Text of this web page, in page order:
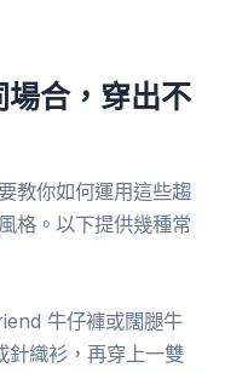
合，穿出不
教你如何運用這些趨
格。以下提供幾種常
牛仔褲或闊腿牛
針織衫，再穿上一雙